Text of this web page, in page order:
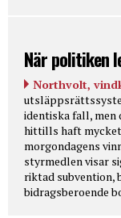
När politiken
Northvolt,
identiska fall, men
hittills haft
morgondagens
styrmedlen visar
riktad subvention,
bidragsberoende